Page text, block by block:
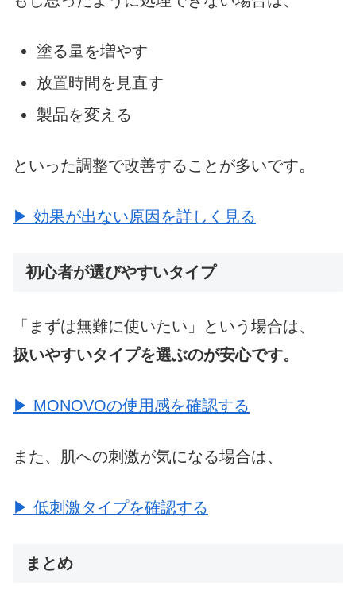
塗る量を増やす
放置時間を見直す
製品を変える
といった調整で改善することが多いです。
▶ 効果が出ない原因を詳しく見る
初心者が選びやすいタイプ
「まずは無難に使いたい」という場合は、
扱いやすいタイプを選ぶのが安心です。
▶ MONOVOの使用感を確認する
また、肌への刺激が気になる場合は、
▶ 低刺激タイプを確認する
まとめ